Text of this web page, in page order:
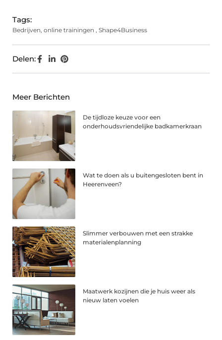
Tags:
Bedrijven, online trainingen , Shape4Business
Delen:
Meer Berichten
De tijdloze keuze voor een
onderhoudsvriendelijke badkamerkraan
Wat te doen als u buitengesloten bent in
Heerenveen?
Slimmer verbouwen met een strakke
materialenplanning
Maatwerk kozijnen die je huis weer als
nieuw laten voelen